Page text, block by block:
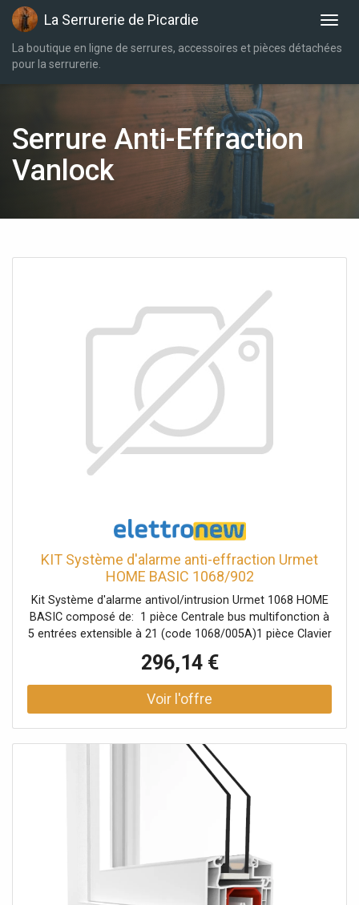
La Serrurerie de Picardie
La boutique en ligne de serrures, accessoires et pièces détachées
pour la serrurerie.
Serrure Anti-Effraction
Vanlock
KIT Système d'alarme anti-effraction Urmet
HOME BASIC 1068/902
Kit Système d'alarme antivol/intrusion Urmet 1068 HOME
BASIC composé de: 1 pièce Centrale bus multifonction à
5 entrées extensible à 21 (code 1068/005A)1 pièce Clavier
1068/021)1 pièce interface/communicateur IP
Ethernet/WiFi (code 1068/013)3 pièces détecteurs
internes standard à double technologie (code 1033/132)1
pièce sirène auto-alimentée pour extérieur avec clignotant
sirène 1033/414 (code 1033/417)
296,14 €